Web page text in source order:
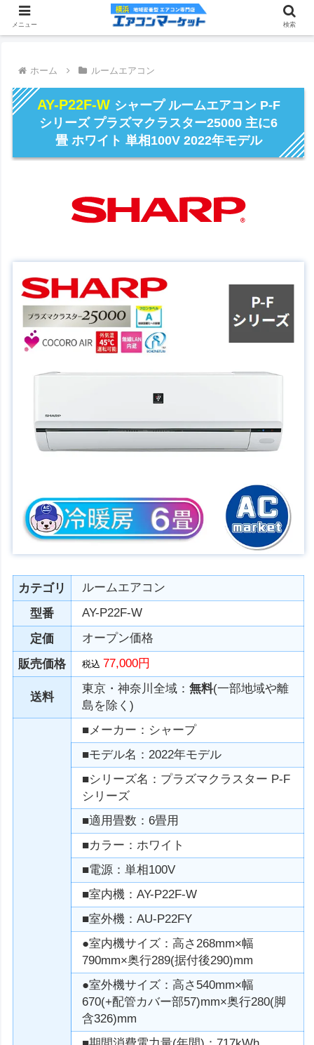
ホーム ルームエアコン
AY-P22F-W シャープ ルームエアコン P-F
シリーズ プラズマクラスター25000 主に6
畳 ホワイト 単相100V 2022年モデル
カテゴリ
ルームエアコン
型番
AY-P22F-W
定価
オープン価格
販売価格
税込 77,000円
送料
東京・神奈川全域：無料(一部地域や離
島を除く)
■メーカー：シャープ
■モデル名：2022年モデル
■シリーズ名：プラズマクラスター P-F
シリーズ
■適用畳数：6畳用
■カラー：ホワイト
■電源：単相100V
■室内機：AY-P22F-W
■室外機：AU-P22FY
●室内機サイズ：高さ268mm×幅
790mm×奥行289(据付後290)mm
●室外機サイズ：高さ540mm×幅
670(+配管カバー部57)mm×奥行280(脚
含326)mm
メニュー 検索